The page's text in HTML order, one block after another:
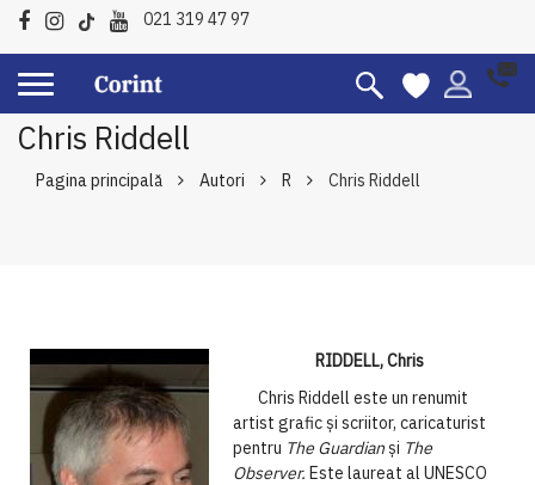
021 319 47 97
Chris Riddell
Pagina principală Autori R Chris Riddell
RIDDELL, Chris
Chris Riddell este un renumit
artist grafic și scriitor, caricaturist
pentru The Guardianși The
Observer. Este laureat al UNESCO